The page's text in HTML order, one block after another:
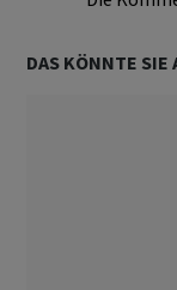
DAS KÖNNTE SIE